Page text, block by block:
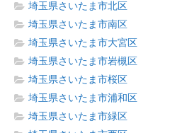
埼玉県さいたま市北区
埼玉県さいたま市南区
埼玉県さいたま市大宮区
埼玉県さいたま市岩槻区
埼玉県さいたま市桜区
埼玉県さいたま市浦和区
埼玉県さいたま市緑区